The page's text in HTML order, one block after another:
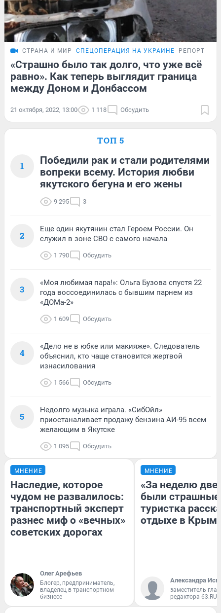
СТРАНА И МИР СПЕЦОПЕРАЦИЯ НА УКРАИНЕ РЕПОРТАЖ
«Страшно было так долго, что уже всё
равно». Как теперь выглядит граница
между Доном и Донбассом
21 октября, 2022, 13:00 1 118 Обсудить
ТОП 5
1
Победили рак и стали родителями
вопреки всему. История любви
якутского бегуна и его жены
9 295 3
2
Еще один якутянин стал Героем России. Он
служил в зоне СВО с самого начала
1 790 Обсудить
3
«Моя любимая пара!»: Ольга Бузова спустя 22
года воссоединилась с бывшим парнем из
«ДОМа-2»
1 609 Обсудить
4
«Дело не в юбке или макияже». Следователь
объяснил, кто чаще становится жертвой
изнасилования
1 566 Обсудить
5
Недолго музыка играла. «СибОйл»
приостаналивает продажу бензина АИ-95 всем
желающим в Якутске
1 095 Обсудить
МНЕНИЕ
Наследие, которое
чудом не развалилось:
транспортный эксперт
разнес миф о «вечных»
советских дорогах
Олег Арефьев
Блогер, предприниматель,
владелец в транспортном
бизнесе
МНЕНИЕ
«За неделю две
были
туристка
отдыхе в
Александра
заместитель
редактора 63.RU